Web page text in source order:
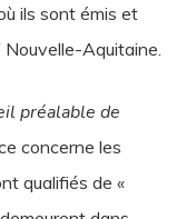
ils sont émis et
Aquitaine.
préalable de
concerne les
qualifiés de «